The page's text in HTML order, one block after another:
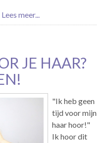
Lees meer...
JE HAAR?
"Ik heb geen
tijd voor mijn
haar hoor!"
Ik hoor dit